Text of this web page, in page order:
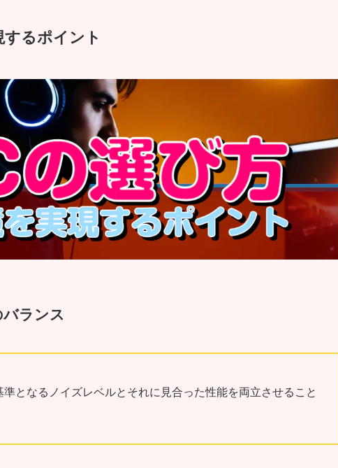
るポイント
ランス
となるノイズレベルとそれに見合った性能を両立させること